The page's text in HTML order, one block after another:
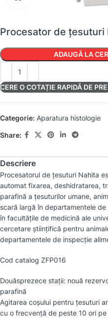
Procesator de țesuturi
ADAUGĂ LA
CERE O COTAȚIE RAPIDĂ DE
Categorie: Aparatura histologie
Share:
Descriere
Procesatorul de țesuturi Nahita
automat fixarea, deshidratarea,
parafină a țesuturilor umane,
scară largă în departamentele
în facultățile de medicină ale
cercetare științifică pentru
departamentele de inspecție
Cod catalog ZFP016
Douăsprezece stații: nouă
parafină
Agitarea coșului pentru țesuturi
cu o frecvență de peste 10 ori pe